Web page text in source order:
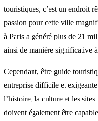
touristiques, c’est un endroit
passion pour cette ville
à Paris a généré plus de 21
ainsi de manière significative
Cependant, être guide
entreprise difficile et
l’histoire, la culture et les
doivent également être